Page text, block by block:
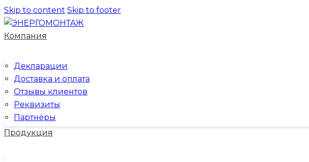
Skip to content Skip to footer
Компания
Декларации
Доставка и оплата
Отзывы клиентов
Реквизиты
Партнёры
Продукция